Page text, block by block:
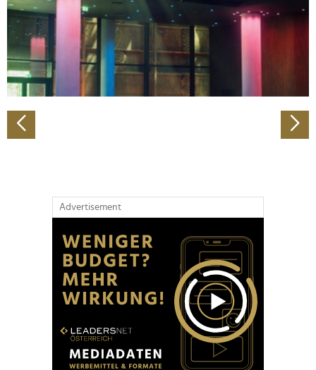
Wir verwenden Cookies, um Inhalte und Anzeigen zu
personalisieren, Funktionen für soziale Medien anbieten
zu können und die Zugriffe auf unsere Website zu
analysieren. Außerdem geben wir Informationen zu Ihrer
Verwendung unserer Website an unsere Partner für
soziale Medien, Werbung und Analysen weiter. Unsere
Partner führen diese Informationen möglicherweise mit
Advertisement